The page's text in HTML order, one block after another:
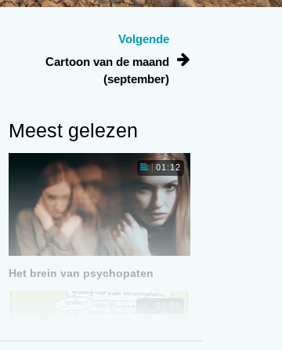
Volgende
Cartoon van de maand
(september)
Meest gelezen
01:12
Het brein van psychopaten
00:00